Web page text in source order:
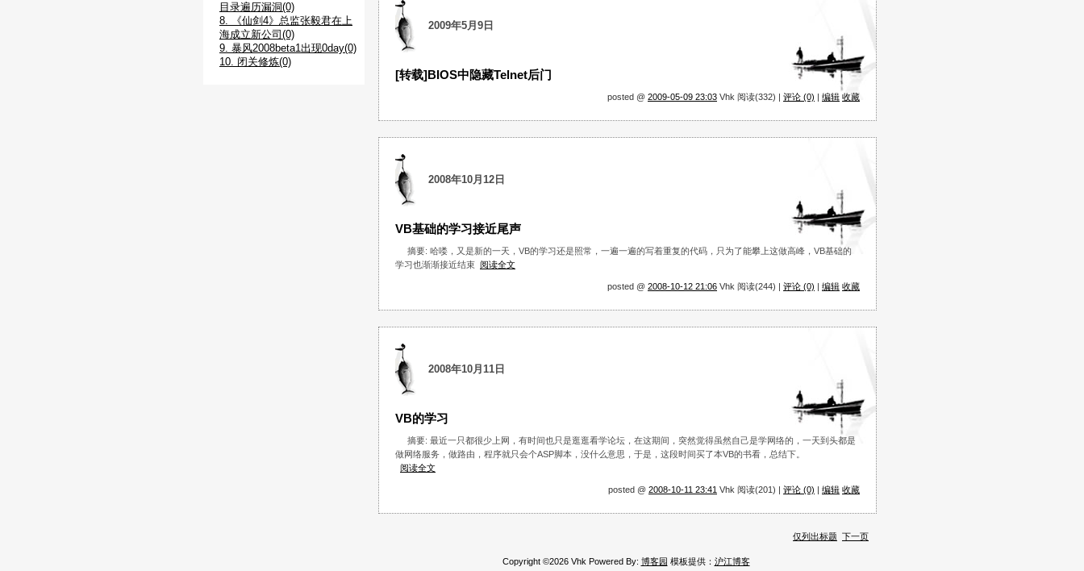
2009年5月9日
[转载]BIOS中隐藏Telnet后门
posted @ 2009-05-09 23:03 Vhk 阅读(332) | 评论 (0) | 编辑 收藏
2008年10月12日
VB基础的学习接近尾声
摘要: 哈喽，又是新的一天，VB的学习还是照常，一遍一遍的写着重复的代码，只为了能攀上这做高峰，VB基础的
学习也渐渐接近结束 阅读全文
posted @ 2008-10-12 21:06 Vhk 阅读(244) | 评论 (0) | 编辑 收藏
2008年10月11日
VB的学习
摘要: 最近一只都很少上网，有时间也只是逛逛看学论坛，在这期间，突然觉得虽然自己是学网络的，一天到头都是
做网络服务，做路由，程序就只会个ASP脚本，没什么意思，于是，这段时间买了本VB的书看，总结下。
阅读全文
posted @ 2008-10-11 23:41 Vhk 阅读(201) | 评论 (0) | 编辑 收藏
仅列出标题 下一页
Copyright ©2026 Vhk Powered By: 博客园 模板提供： 沪江博客
目录遍历漏洞(0)
8. 《仙剑4》总监张毅君在上
海成立新公司(0)
9. 暴风2008beta1出现0day(0)
10. 闭关修炼(0)